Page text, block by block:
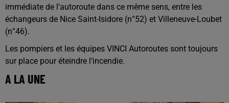
immédiate de l’autoroute dans ce même sens, entre les
échangeurs de Nice Saint-Isidore (n°52) et Villeneuve-Loubet
(n°46).
Les pompiers et les équipes VINCI Autoroutes sont toujours
sur place pour éteindre l’incendie.
A LA UNE